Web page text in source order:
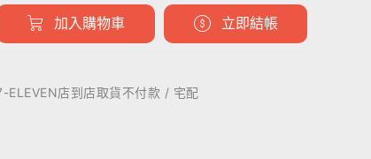
加入購物車 立即結帳
店到店取貨不付款 / 宅配